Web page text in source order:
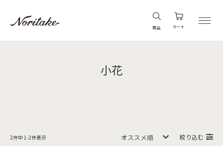
商品 カート
小花
2件中 1 -2件表示 絞り込む